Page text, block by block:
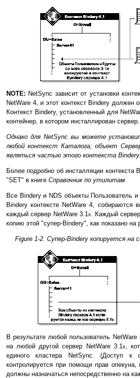
NOTE: NetSync зависит от установки
NetWare 4, и этот контекст Bindery должен
Контекст Bindery, установленный для
контейнер, в котором инсталлирован сервер.
Однако для NetSync вы можете
любой контекст Каталога; объект
являться частью этого контекста Bindery.
Более подробно об инсталляции контекста
"SET" в книге Справочник по утилитам
Все Bindery и NDS объекты Пользователь
Bindery контексте NetWare 4, собираются
каждый сервер NetWare 3.1x . Каждый
копию этой "супер-Bindery", как показано на
Figure 1-2. Супер-Bindery копируется на
В результате любой пользователь NetWare
на любой другой сервер NetWare 3.1x
,
единого кластера NetSync. (Доступ
контролируется при помощи прав опекуна,
должны назначаться непосредственно на